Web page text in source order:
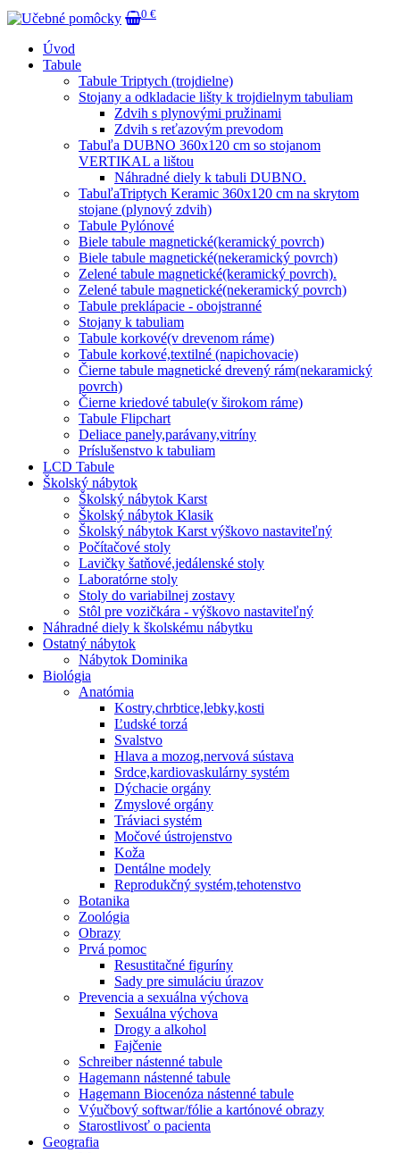
0 €
Úvod
Tabule
Tabule Triptych (trojdielne)
Stojany a odkladacie lišty k trojdielnym tabuliam
Zdvih s plynovými pružinami
Zdvih s reťazovým prevodom
Tabuľa DUBNO 360x120 cm so stojanom
VERTIKAL a lištou
Náhradné diely k tabuli DUBNO.
TabuľaTriptych Keramic 360x120 cm na skrytom
stojane (plynový zdvih)
Tabule Pylónové
Biele tabule magnetické(keramický povrch)
Biele tabule magnetické(nekeramický povrch)
Zelené tabule magnetické(keramický povrch).
Zelené tabule magnetické(nekeramický povrch)
Tabule preklápacie - obojstranné
Stojany k tabuliam
Tabule korkové(v drevenom ráme)
Tabule korkové,textilné (napichovacie)
Čierne tabule magnetické drevený rám(nekaramický
povrch)
Čierne kriedové tabule(v širokom ráme)
Tabule Flipchart
Deliace panely,parávany,vitríny
Príslušenstvo k tabuliam
LCD Tabule
Školský nábytok
Školský nábytok Karst
Školský nábytok Klasik
Školský nábytok Karst výškovo nastaviteľný
Počítačové stoly
Lavičky šatňové,jedálenské stoly
Laboratórne stoly
Stoly do variabilnej zostavy
Stôl pre vozičkára - výškovo nastaviteľný
Náhradné diely k školskému nábytku
Ostatný nábytok
Nábytok Dominika
Biológia
Anatómia
Kostry,chrbtice,lebky,kosti
Ľudské torzá
Svalstvo
Hlava a mozog,nervová sústava
Srdce,kardiovaskulárny systém
Dýchacie orgány
Zmyslové orgány
Tráviaci systém
Močové ústrojenstvo
Koža
Dentálne modely
Reprodukčný systém,tehotenstvo
Botanika
Zoológia
Obrazy
Prvá pomoc
Resustitačné figuríny
Sady pre simuláciu úrazov
Prevencia a sexuálna výchova
Sexuálna výchova
Drogy a alkohol
Fajčenie
Schreiber nástenné tabule
Hagemann nástenné tabule
Hagemann Biocenóza nástenné tabule
Výučbový softwar/fólie a kartónové obrazy
Starostlivosť o pacienta
Geografia